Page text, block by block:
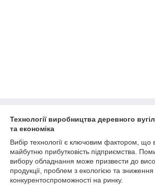
Технології виробництва деревного
та економіка
Вибір технології є ключовим фактором, що
майбутню прибутковість підприємства.
вибору обладнання може призвести до
продукції, проблем з екологією та зниження
конкурентоспроможності на ринку.